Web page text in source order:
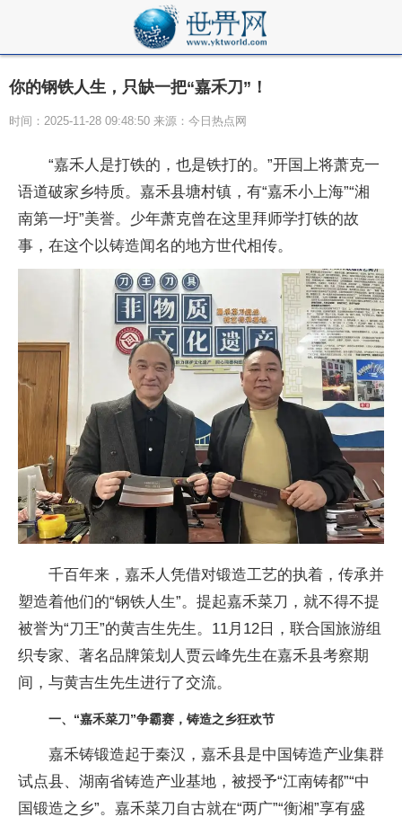
你的钢铁人生，只缺一把“嘉禾刀”！
时间：2025-11-28 09:48:50 来源：今日热点网
“嘉禾人是打铁的，也是铁打的。”开国上将萧克一
语道破家乡特质。嘉禾县塘村镇，有“嘉禾小上海”“湘
南第一圩”美誉。少年萧克曾在这里拜师学打铁的故
事，在这个以铸造闻名的地方世代相传。
千百年来，嘉禾人凭借对锻造工艺的执着，传承并
塑造着他们的“钢铁人生”。提起嘉禾菜刀，就不得不提
被誉为“刀王”的黄吉生先生。11月12日， 联合国旅游组
织专家、著名品牌策划人贾云峰先生在嘉禾县考察期
间，与黄吉生先生进行了交流。
一、“嘉禾菜刀”争霸赛，铸造之乡狂欢节
嘉禾铸锻造起于秦汉，嘉禾县是中国铸造产业集群
试点县、湖南省铸造产业基地，被授予“江南铸都”“中
国锻造之乡”。嘉禾菜刀自古就在“两广”“衡湘”享有盛